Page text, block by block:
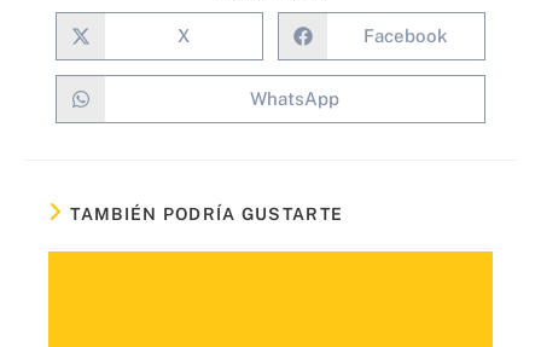
X Facebook
WhatsApp
TAMBIÉN PODRÍA GUSTARTE